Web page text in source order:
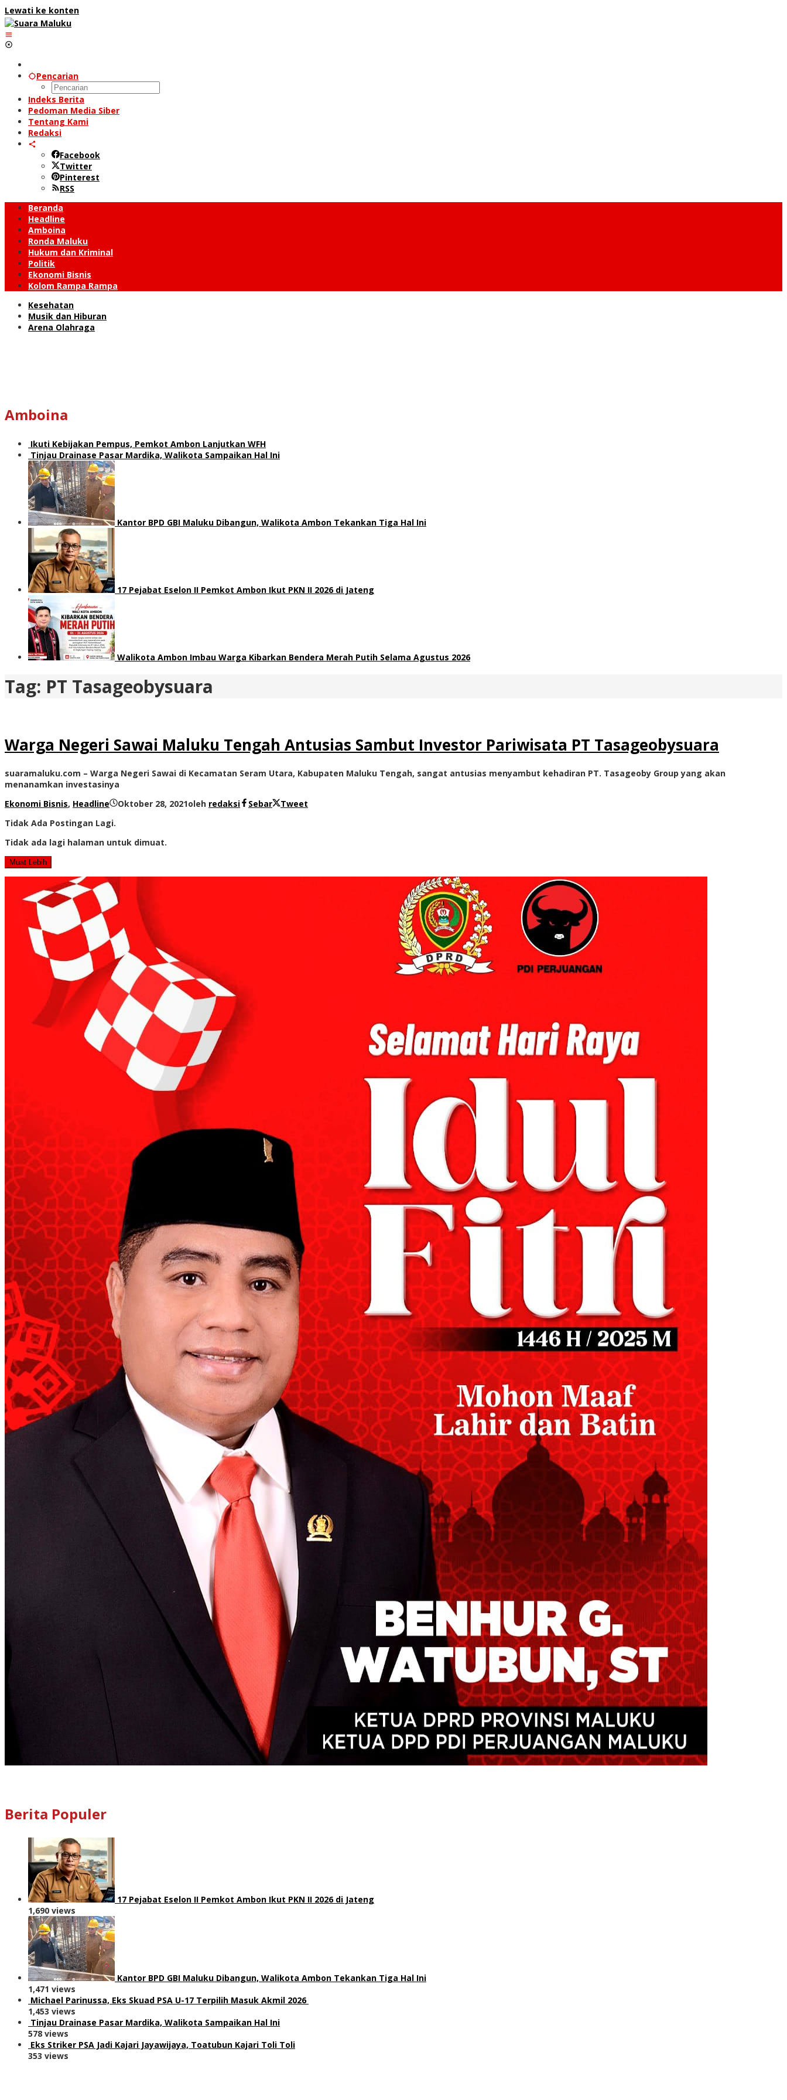
Lewati ke konten
Pencarian
Indeks Berita
Pedoman Media Siber
Tentang Kami
Redaksi
Facebook
Twitter
Pinterest
RSS
Beranda
Headline
Amboina
Ronda Maluku
Hukum dan Kriminal
Politik
Ekonomi Bisnis
Kolom Rampa Rampa
Kesehatan
Musik dan Hiburan
Arena Olahraga
Amboina
Ikuti Kebijakan Pempus, Pemkot Ambon Lanjutkan WFH
Tinjau Drainase Pasar Mardika, Walikota Sampaikan Hal Ini
Kantor BPD GBI Maluku Dibangun, Walikota Ambon Tekankan Tiga Hal Ini
17 Pejabat Eselon II Pemkot Ambon Ikut PKN II 2026 di Jateng
Walikota Ambon Imbau Warga Kibarkan Bendera Merah Putih Selama Agustus 2026
Tag: PT Tasageobysuara
Warga Negeri Sawai Maluku Tengah Antusias Sambut Investor Pariwisata PT Tasageobysuara
suaramaluku.com – Warga Negeri Sawai di Kecamatan Seram Utara, Kabupaten Maluku Tengah, sangat antusias menyambut kehadiran PT. Tasageoby Group yang akan
menanamkan investasinya
Ekonomi Bisnis, Headline Oktober 28, 2021oleh redaksi Sebar
Tweet
Tidak Ada Postingan Lagi.
Tidak ada lagi halaman untuk dimuat.
Muat Lebih
Berita Populer
17 Pejabat Eselon II Pemkot Ambon Ikut PKN II 2026 di Jateng
1,690 views
Kantor BPD GBI Maluku Dibangun, Walikota Ambon Tekankan Tiga Hal Ini
1,471 views
Michael Parinussa, Eks Skuad PSA U-17 Terpilih Masuk Akmil 2026
1,453 views
Tinjau Drainase Pasar Mardika, Walikota Sampaikan Hal Ini
578 views
Eks Striker PSA Jadi Kajari Jayawijaya, Toatubun Kajari Toli Toli
353 views